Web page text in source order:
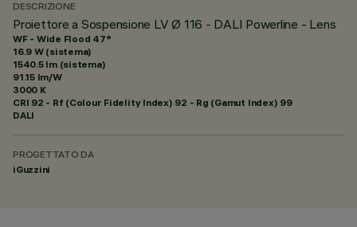
DESCRIZIONE
Proiettore a Sospensione LV Ø 116 - DALI Powerline - Lens
WF - Wide Flood 47°
16.9 W (sistema)
1540.5 lm (sistema)
91.15 lm/W
3000 K
CRI 92 - Rf (Colour Fidelity Index) 92 - Rg (Gamut Index) 99
DALI
PROGETTATO DA
iGuzzini